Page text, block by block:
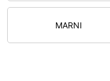
MARNI